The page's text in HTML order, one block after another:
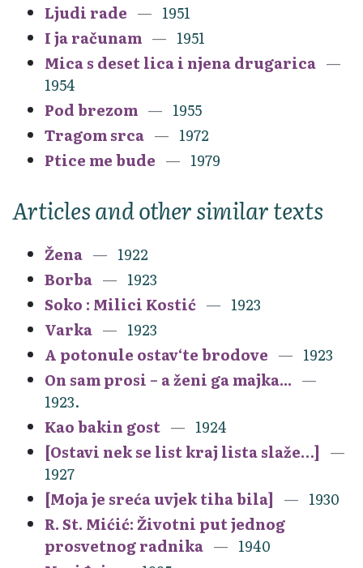
Ljudi rade
1951
I ja računam
1951
Mica s deset lica i njena drugarica
1954
Pod brezom
1955
Tragom srca
1972
Ptice me bude
1979
Articles and other similar texts
Žena
1922
Borba
1923
Soko : Milici Kostić
1923
Varka
1923
A potonule ostav‘te brodove
1923
On sam prosi – a ženi ga majka...
1923.
Kao bakin gost
1924
[Ostavi nek se list kraj lista slaže…]
1927
[Moja je sreća uvjek tiha bila]
1930
R. St. Mićić: Životni put jednog
prosvetnog radnika
1940